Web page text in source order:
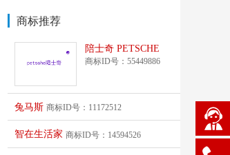
商标推荐
陪士奇 PETSCHE
商标ID号：55449886
兔马斯 商标ID号：11172512
智在生活家 商标ID号：14594526